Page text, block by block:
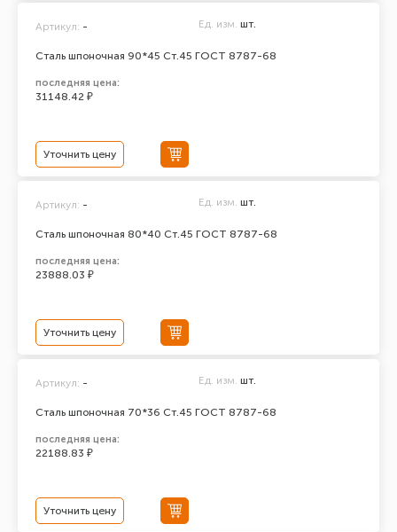
Сталь шпоночная 90*45 Ст.45 ГОСТ 8787-68
Артикул: - Ед. изм. шт.
последняя цена:
31148.42 ₽
Уточнить цену
Сталь шпоночная 80*40 Ст.45 ГОСТ 8787-68
Артикул: - Ед. изм. шт.
последняя цена:
23888.03 ₽
Уточнить цену
Сталь шпоночная 70*36 Ст.45 ГОСТ 8787-68
Артикул: - Ед. изм. шт.
последняя цена:
22188.83 ₽
Уточнить цену